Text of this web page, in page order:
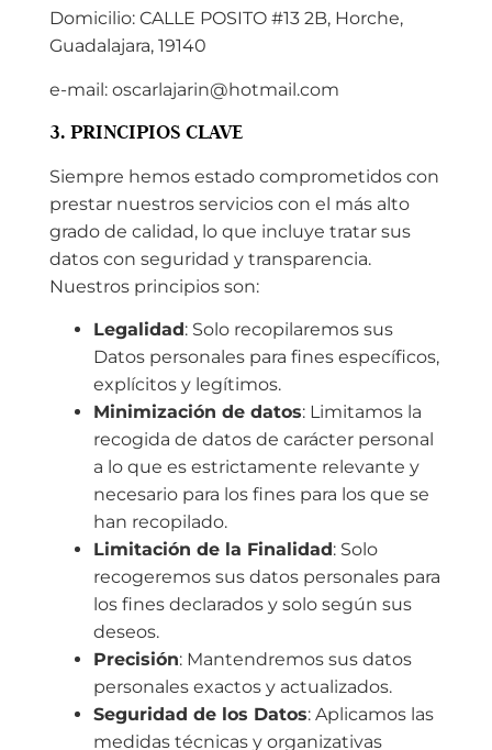
Domicilio: CALLE POSITO #13 2B, Horche,
Guadalajara, 19140
e-mail: oscarlajarin@hotmail.com
3. PRINCIPIOS CLAVE
Siempre hemos estado comprometidos con
prestar nuestros servicios con el más alto
grado de calidad, lo que incluye tratar sus
datos con seguridad y transparencia.
Nuestros principios son:
Legalidad: Solo recopilaremos sus
Datos personales para fines específicos,
explícitos y legítimos.
Minimización de datos: Limitamos la
recogida de datos de carácter personal
a lo que es estrictamente relevante y
necesario para los fines para los que se
han recopilado.
Limitación de la Finalidad: Solo
recogeremos sus datos personales para
los fines declarados y solo según sus
deseos.
Precisión: Mantendremos sus datos
personales exactos y actualizados.
Seguridad de los Datos: Aplicamos las
medidas técnicas y organizativas